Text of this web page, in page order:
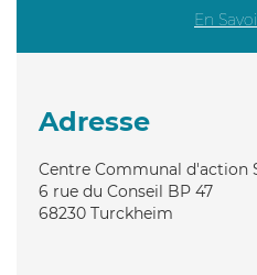
En
Adresse
Centre Communal d'action
6 rue du Conseil BP 47
68230 Turckheim